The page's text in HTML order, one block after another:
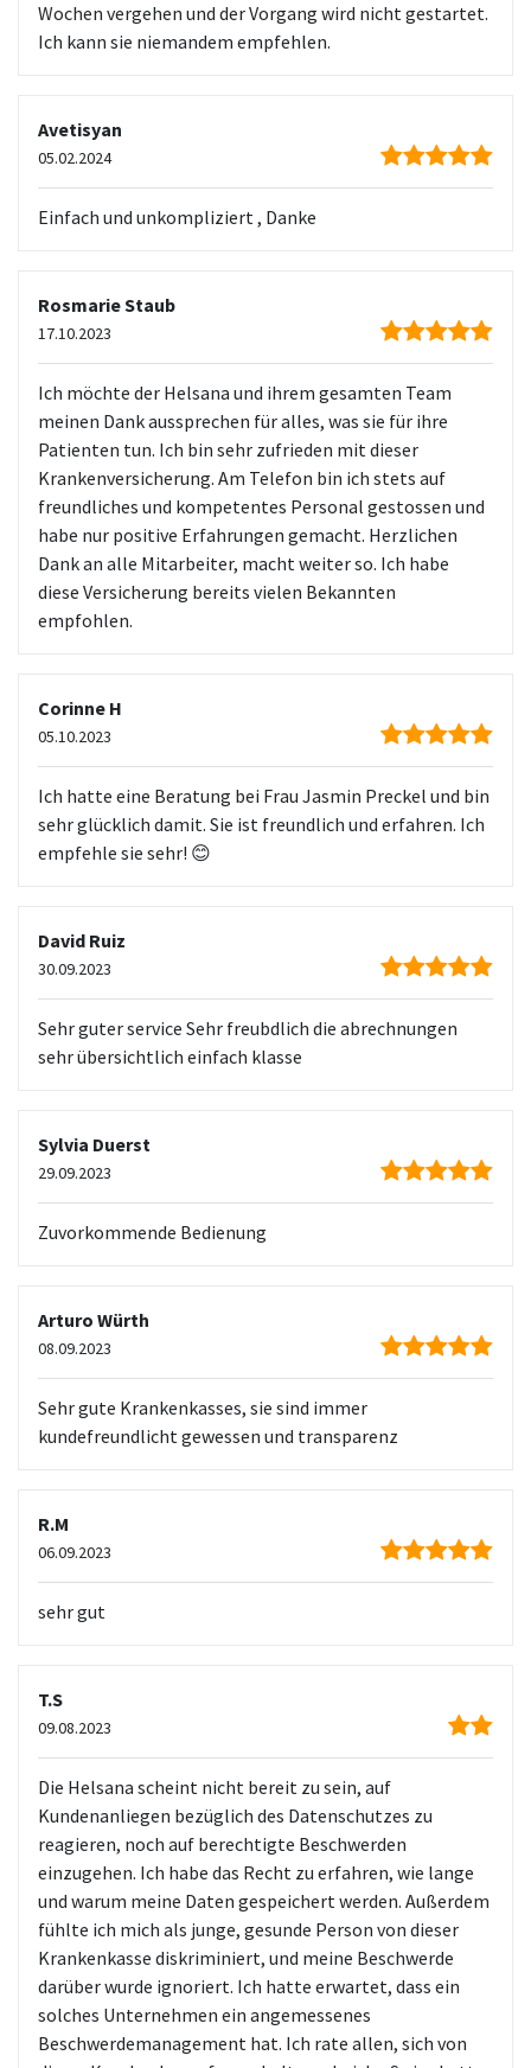
Wochen vergehen und der Vorgang wird nicht gestartet.
Ich kann sie niemandem empfehlen.
Avetisyan
05.02.2024
Einfach und unkompliziert , Danke
Rosmarie Staub
17.10.2023
Ich möchte der Helsana und ihrem gesamten Team
meinen Dank aussprechen für alles, was sie für ihre
Patienten tun. Ich bin sehr zufrieden mit dieser
Krankenversicherung. Am Telefon bin ich stets auf
freundliches und kompetentes Personal gestossen und
habe nur positive Erfahrungen gemacht. Herzlichen
Dank an alle Mitarbeiter, macht weiter so. Ich habe
diese Versicherung bereits vielen Bekannten
empfohlen.
Corinne H
05.10.2023
Ich hatte eine Beratung bei Frau Jasmin Preckel und bin
sehr glücklich damit. Sie ist freundlich und erfahren. Ich
empfehle sie sehr! 😊
David Ruiz
30.09.2023
Sehr guter service Sehr freubdlich die abrechnungen
sehr übersichtlich einfach klasse
Sylvia Duerst
29.09.2023
Zuvorkommende Bedienung
Arturo Würth
08.09.2023
Sehr gute Krankenkasses, sie sind immer
kundefreundlicht gewessen und transparenz
R.M
06.09.2023
sehr gut
T.S
09.08.2023
Die Helsana scheint nicht bereit zu sein, auf
Kundenanliegen bezüglich des Datenschutzes zu
reagieren, noch auf berechtigte Beschwerden
einzugehen. Ich habe das Recht zu erfahren, wie lange
und warum meine Daten gespeichert werden. Außerdem
fühlte ich mich als junge, gesunde Person von dieser
Krankenkasse diskriminiert, und meine Beschwerde
darüber wurde ignoriert. Ich hatte erwartet, dass ein
solches Unternehmen ein angemessenes
Beschwerdemanagement hat. Ich rate allen, sich von